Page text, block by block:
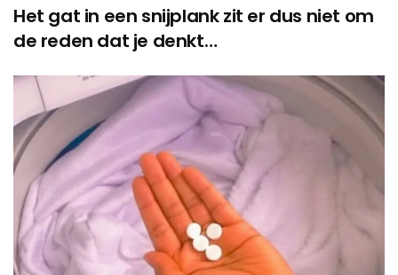
Het gat in een snijplank zit er dus niet om
de reden dat je denkt…